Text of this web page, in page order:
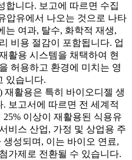
합니다. 보고에 따르면 수집
압유에서 나오는 것으로 나타
는 여과, 탈수, 화학적 재생,
비용 절감이 포함됩니다. 업
활용 시스템을 채택하여 현
허용하고 환경에 미치는 영
있습니다.
재활용은 특히 바이오디젤 생
보고서에 따르면 전 세계적
이상이 재활용된 식용유
비스 산업, 가정 및 상업용 주
성되며, 이는 바이오 연료,
가제로 전환될 수 있습니다.